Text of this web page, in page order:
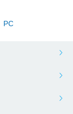
PC